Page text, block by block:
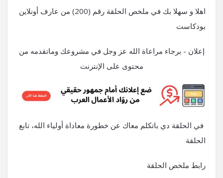
اهلا و سهلا بك في ملخص الحلقة رقم (200) من عارف أونلاين
بودكاست
إعلان - برجاء مراعاة الله عز وجل في مشروعك وماتقدمه من
محتوى على الإنترنت
في الحلقة دي باتكلم معاك عن خطورة معاداة أولياء الله، تابع
الحلقة
رابط ملخص الحلقة